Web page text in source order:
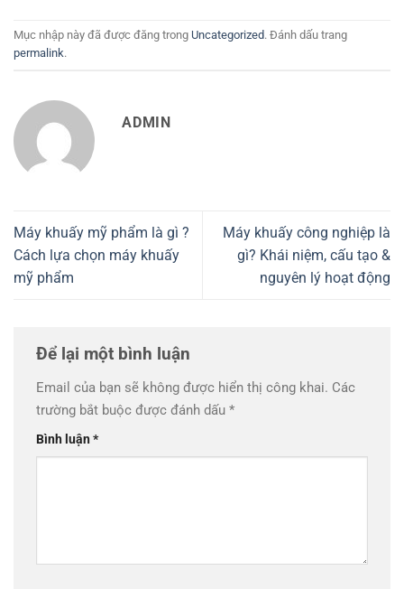
Mục nhập này đã được đăng trong Uncategorized. Đánh dấu trang
permalink.
ADMIN
Máy khuấy mỹ phẩm là gì ?
Cách lựa chọn máy khuấy
mỹ phẩm
Máy khuấy công nghiệp là
gì? Khái niệm, cấu tạo &
nguyên lý hoạt động
Để lại một bình luận
Email của bạn sẽ không được hiển thị công khai. Các
trường bắt buộc được đánh dấu *
Bình luận*